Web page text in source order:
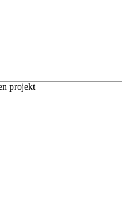
projekt